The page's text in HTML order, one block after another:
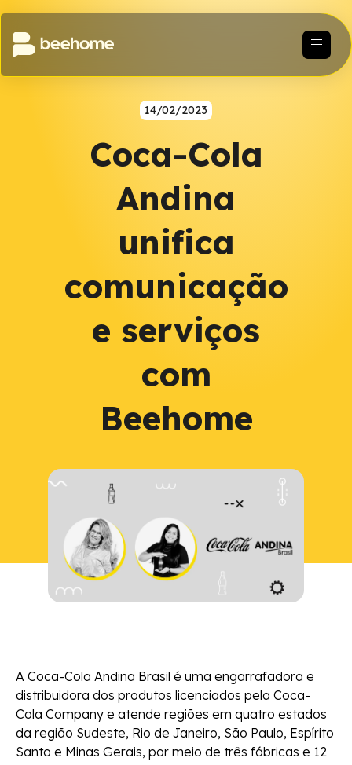
14/02/2023
Coca-Cola
Andina
unifica
comunicação
e serviços
com
Beehome
A Coca-Cola Andina Brasil é uma engarrafadora e
distribuidora dos produtos licenciados pela Coca-
Cola Company e atende regiões em quatro estados
da região Sudeste, Rio de Janeiro, São Paulo, Espírito
Santo e Minas Gerais, por meio de três fábricas e 12